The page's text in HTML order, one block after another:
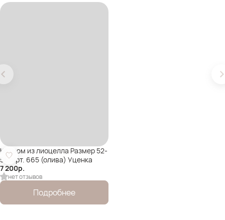
Костюм из лиоцелла Размер 52-
58, арт. 665 (олива) Уценка
7 200р.
нет отзывов
Подробнее